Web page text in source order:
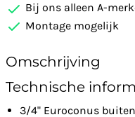
Bij ons alleen A-
Montage mogelijk
Omschrijving
Technische
3/4" Euroconus